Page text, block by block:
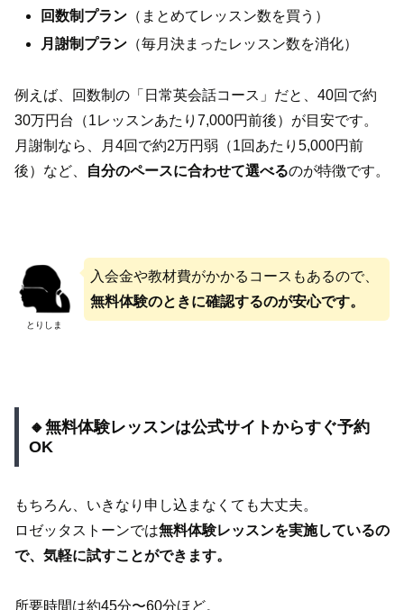
回数制プラン （まとめてレッスン数を買う）
月謝制プラン （毎月決まったレッスン数を消化）
例えば、回数制の「日常英会話コース」だと、40回で約
30万円台（1レッスンあたり7,000円前後）が目安です。
月謝制なら、月4回で約2万円弱（1回あたり5,000円前
後）など、
自分のペースに合わせて選べるのが特徴です。
とりしま
入会金や教材費がかかるコースもあるので、
無料体験のときに確認するのが安心です。
🔸無料体験レッスンは公式サイトからすぐ予約
OK
もちろん、いきなり申し込まなくても大丈夫。
ロゼッタストーンでは無料体験レッスンを実施しているの
で、気軽に試すことができます。
所要時間は約45分〜60分ほど。